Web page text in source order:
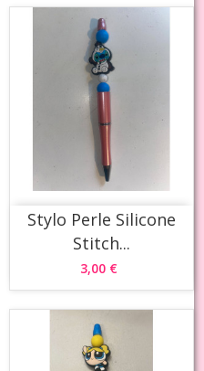
Stylo Perle Silicone
Stitch...
3,00 €